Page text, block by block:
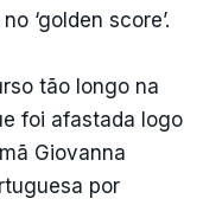
‘golden score’.
tão longo na
foi afastada logo
Giovanna
por